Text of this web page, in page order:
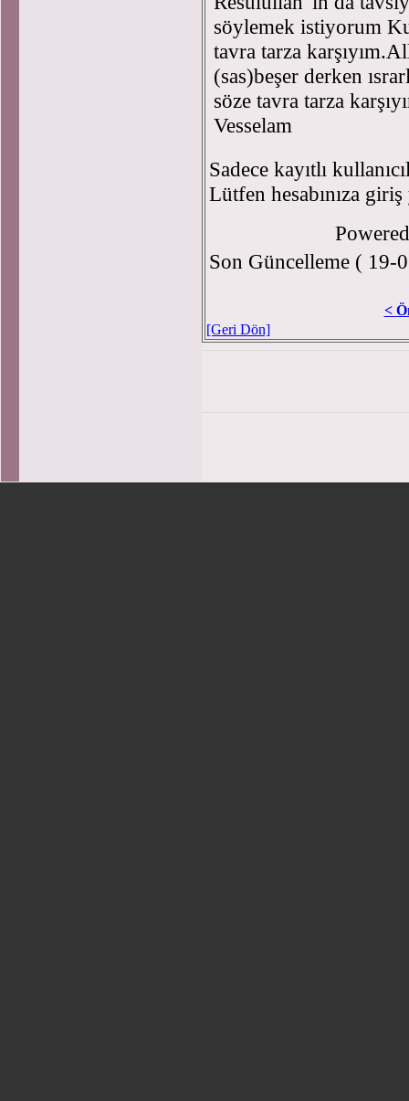
söylemek istiyorum
tavra tarza
(sas)beşer derken
söze tavra tarza
Vesselam
Sadece kayıtlı
Lütfen hesabınıza
Son Güncelleme ( 19-
<
[Geri Dön]